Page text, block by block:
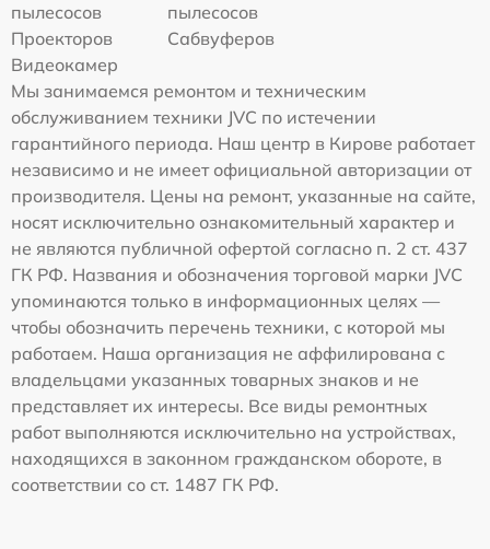
пылесосов
пылесосов
Проекторов
Сабвуферов
Видеокамер
Мы занимаемся ремонтом и техническим
обслуживанием техники JVC по истечении
гарантийного периода. Наш центр в Кирове работает
независимо и не имеет официальной авторизации от
производителя. Цены на ремонт, указанные на сайте,
носят исключительно ознакомительный характер и
не являются публичной офертой согласно п. 2 ст. 437
ГК РФ. Названия и обозначения торговой марки JVC
упоминаются только в информационных целях —
чтобы обозначить перечень техники, с которой мы
работаем. Наша организация не аффилирована с
владельцами указанных товарных знаков и не
представляет их интересы. Все виды ремонтных
работ выполняются исключительно на устройствах,
находящихся в законном гражданском обороте, в
соответствии со ст. 1487 ГК РФ.